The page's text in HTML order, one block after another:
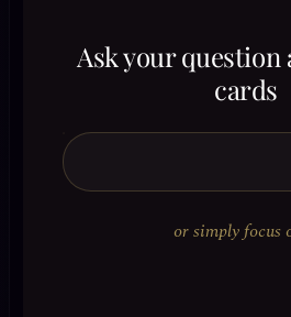
Ask your question
cards
or simply focus